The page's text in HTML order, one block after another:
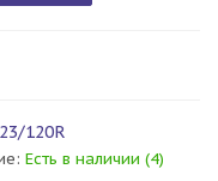
120R
Есть в наличии (4)